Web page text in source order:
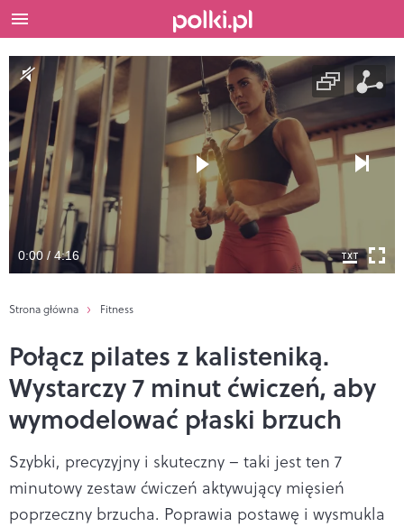
0:00 / 4:16
Strona główna Fitness
Połącz pilates z kalisteniką.
Wystarczy 7 minut ćwiczeń, aby
wymodelować płaski brzuch
Szybki, precyzyjny i skuteczny – taki jest ten 7
minutowy zestaw ćwiczeń aktywujący mięsień
poprzeczny brzucha. Poprawia postawę i wysmukla